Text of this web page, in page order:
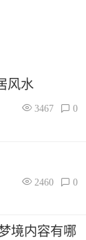
风水
3467 0
2460 0
境内容有哪